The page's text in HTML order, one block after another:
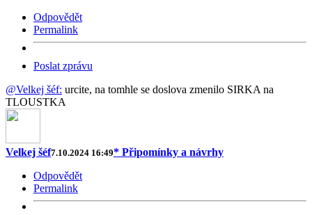
Odpovědět
Permalink
Poslat zprávu
@Velkej šéf: urcite, na tomhle se doslova zmenilo SIRKA na
TLOUSTKA
Velkej šéf7.10.2024 16:49* Připomínky a návrhy
Odpovědět
Permalink